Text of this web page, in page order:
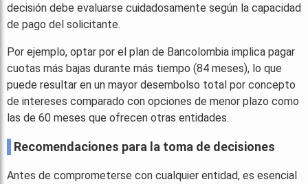
decisión debe evaluarse cuidadosamente según la capacidad
de pago del solicitante.
Por ejemplo, optar por el plan de Bancolombia implica pagar
cuotas más bajas durante más tiempo (84 meses), lo que
puede resultar en un mayor desembolso total por concepto
de intereses comparado con opciones de menor plazo como
las de 60 meses que ofrecen otras entidades.
Recomendaciones para la toma de decisiones
Antes de comprometerse con cualquier entidad, es esencial